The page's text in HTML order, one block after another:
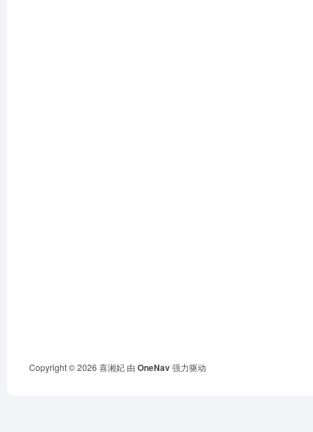
Copyright © 2026 喜湘妃 由 OneNav强力驱动